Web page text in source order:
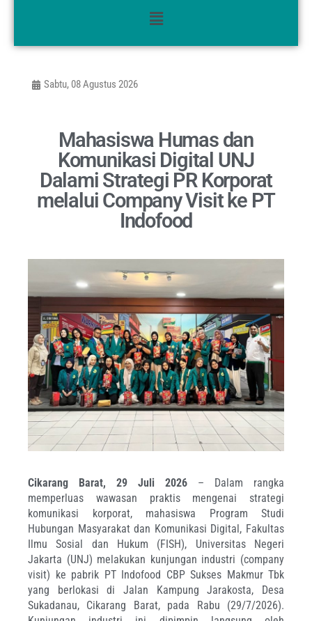
Sabtu, 08 Agustus 2026
Mahasiswa Humas dan
Komunikasi Digital UNJ
Dalami Strategi PR Korporat
melalui Company Visit ke PT
Indofood
Cikarang Barat, 29 Juli 2026 – Dalam rangka
memperluas wawasan praktis mengenai strategi
komunikasi korporat, mahasiswa Program Studi
Hubungan Masyarakat dan Komunikasi Digital, Fakultas
Ilmu Sosial dan Hukum (FISH), Universitas Negeri
Jakarta (UNJ) melakukan kunjungan industri (company
visit) ke pabrik PT Indofood CBP Sukses Makmur Tbk
yang berlokasi di Jalan Kampung Jarakosta, Desa
Sukadanau, Cikarang Barat, pada Rabu (29/7/2026).